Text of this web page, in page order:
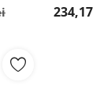
234,17